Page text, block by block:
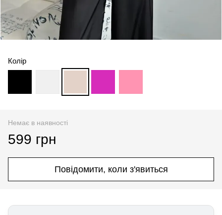
Колір
Немає в наявності
599 грн
Повідомити, коли з'явиться